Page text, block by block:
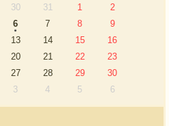
30 31 1
2
6 7 8
9
13 14 15
16
20 21 22
23
27 28 29
30
3 4 5 6